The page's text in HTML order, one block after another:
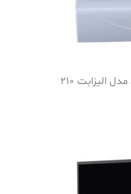
الیزابت 210